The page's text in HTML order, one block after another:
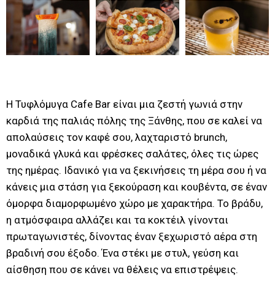
Η Τυφλόμυγα Cafe Bar είναι μια ζεστή γωνιά στην
καρδιά της παλιάς πόλης της Ξάνθης, που σε καλεί να
απολαύσεις τον καφέ σου, λαχταριστό brunch,
μοναδικά γλυκά και φρέσκες σαλάτες, όλες τις ώρες
της ημέρας. Ιδανικό για να ξεκινήσεις τη μέρα σου ή να
κάνεις μια στάση για ξεκούραση και κουβέντα, σε έναν
όμορφα διαμορφωμένο χώρο με χαρακτήρα. Το βράδυ,
η ατμόσφαιρα αλλάζει και τα κοκτέιλ γίνονται
πρωταγωνιστές, δίνοντας έναν ξεχωριστό αέρα στη
βραδινή σου έξοδο. Ένα στέκι με στυλ, γεύση και
αίσθηση που σε κάνει να θέλεις να επιστρέψεις.